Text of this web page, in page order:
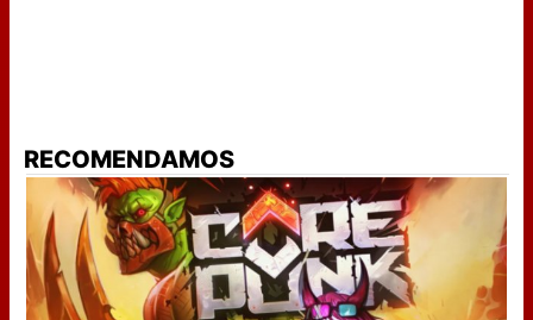
RECOMENDAMOS